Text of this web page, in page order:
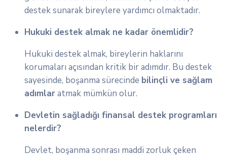
destek sunarak bireylere yardımcı olmaktadır.
Hukuki destek almak ne kadar önemlidir?
Hukuki destek almak, bireylerin haklarını
korumaları açısından kritik bir adımdır. Bu destek
sayesinde, boşanma sürecinde bilinçli ve sağlam
adımlaratmak mümkün olur.
Devletin sağladığı finansal destek programları
nelerdir?
Devlet, boşanma sonrası maddi zorluk çeken